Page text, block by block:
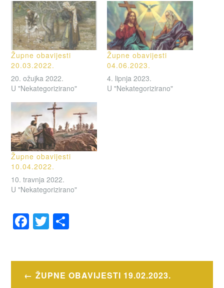
Župne obavijesti
20.03.2022.
20. ožujka 2022.
U "Nekategorizirano"
Župne obavijesti
04.06.2023.
4. lipnja 2023.
U "Nekategorizirano"
Župne obavijesti
10.04.2022.
10. travnja 2022.
U "Nekategorizirano"
F
a
e
T
wi
er e
Navigacija
ŽUPNE OBAVIJESTI 19.02.2023.